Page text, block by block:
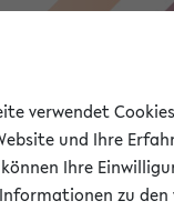
verwendet
und Ihre
können Ihre
zu den